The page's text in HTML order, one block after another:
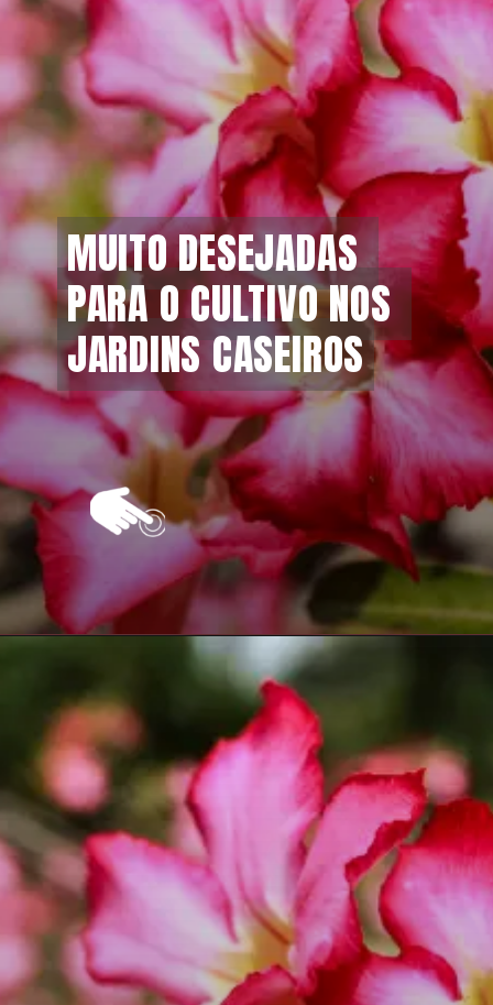
MUITO DESEJADAS
PARA O CULTIVO NOS
JARDINS CASEIROS
MUITO DESEJADAS
PARA O CULTIVO NOS
JARDINS CASEIROS